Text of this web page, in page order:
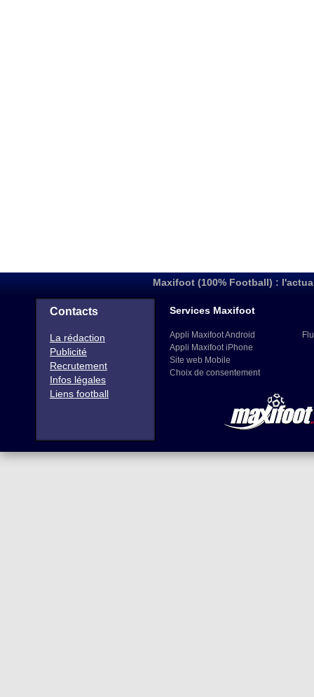
Maxifoot (100% Football) :
Contacts
La rédaction
Publicité
Recrutement
Infos légales
Liens football
Services Maxifoot
Appli Maxifoot Android
Appli Maxifoot iPhone
Site web Mobile
Choix de consentement